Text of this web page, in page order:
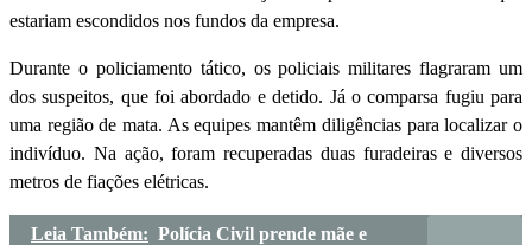
estariam escondidos nos fundos da empresa.
Durante o policiamento tático, os policiais militares flagraram um
dos suspeitos, que foi abordado e detido. Já o comparsa fugiu para
uma região de mata. As equipes mantêm diligências para localizar o
indivíduo. Na ação, foram recuperadas duas furadeiras e diversos
metros de fiações elétricas.
Leia Também: Polícia Civil prende mãe e